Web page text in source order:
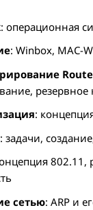
: операционная
: Winbox, MAC-
:
: задачи,
802.11,
сетью: ARP и